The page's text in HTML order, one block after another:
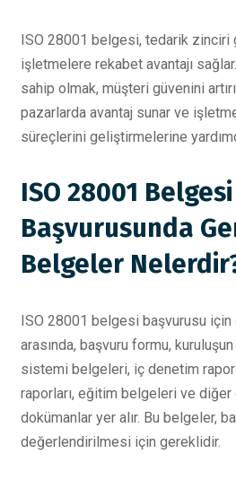
ISO 28001 belgesi, tedarik zinciri
işletmelere rekabet avantajı
sahip olmak, müşteri güvenini
pazarlarda avantaj sunar ve
süreçlerini geliştirmelerine
ISO 28001 Belgesi
Başvurusunda
Belgeler
ISO 28001 belgesi başvurusu
arasında, başvuru formu,
sistemi belgeleri, iç denetim
raporları, eğitim belgeleri ve
dokümanlar yer alır. Bu belgeler,
değerlendirilmesi için gereklidir.